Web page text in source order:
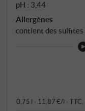
pH : 3,44
Allergènes
contient des sulfites
0,75 l · 11,87 €/l ·TTC